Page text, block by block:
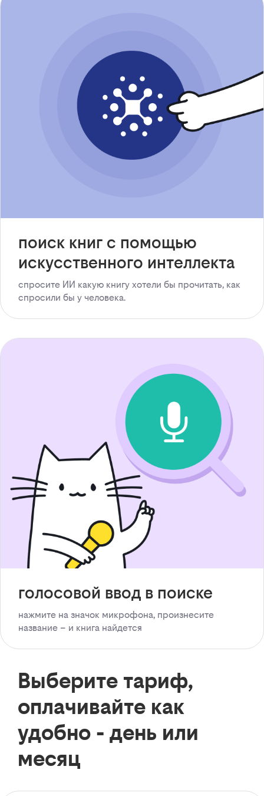
поиск книг с помощью
искусственного интеллекта
спросите ИИ какую книгу хотели бы прочитать, как
спросили бы у человека.
голосовой ввод в поиске
нажмите на значок микрофона, произнесите
название – и книга найдется
Выберите тариф,
оплачивайте как
удобно - день или
месяц